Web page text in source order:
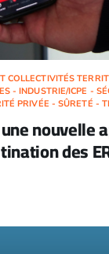
COLLECTIVITÉS
- INDUSTRIE/ICPE -
PRIVÉE - SÛRETÉ -
nouvelle
des